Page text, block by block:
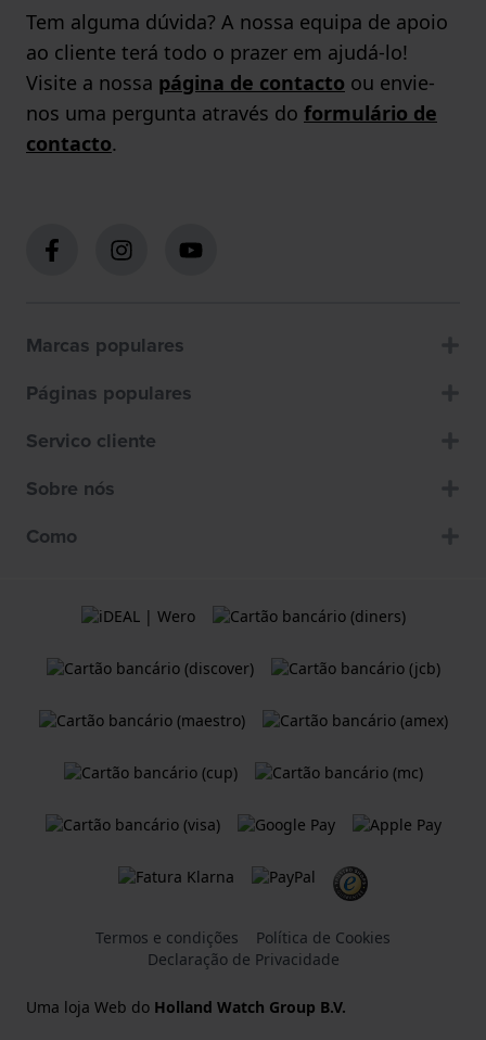
Tem alguma dúvida? A nossa equipa de apoio
ao cliente terá todo o prazer em ajudá-lo!
Visite a nossa página de contacto ou envie-
nos uma pergunta através do formulário de
contacto.
Marcas populares
Páginas populares
Servico cliente
Sobre nós
Como
Termos e condições
Política de Cookies
Declaração de Privacidade
Uma loja Web do Holland Watch Group B.V.